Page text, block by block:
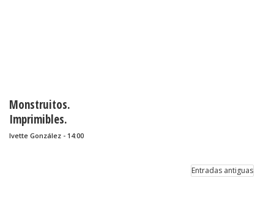
Monstruitos.
Imprimibles.
Ivette González - 14:00
Entradas antiguas